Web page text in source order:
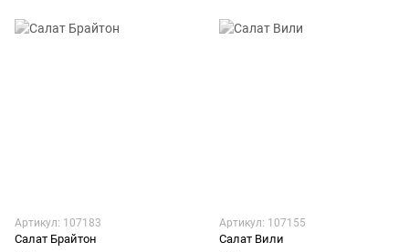
Артикул: 107183
Салат Брайтон
Артикул: 107155
Салат Вили